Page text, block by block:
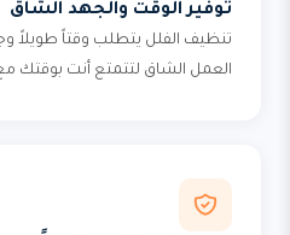
توفير الوقت والجهد الشاق
تنظيف الفلل يتطلب وقتاً طويلاً
العمل الشاق لتتمتع أنت بوقتك